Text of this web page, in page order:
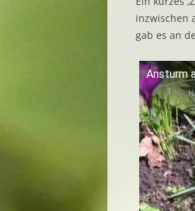
inzwischen
gab es an
Ansturm